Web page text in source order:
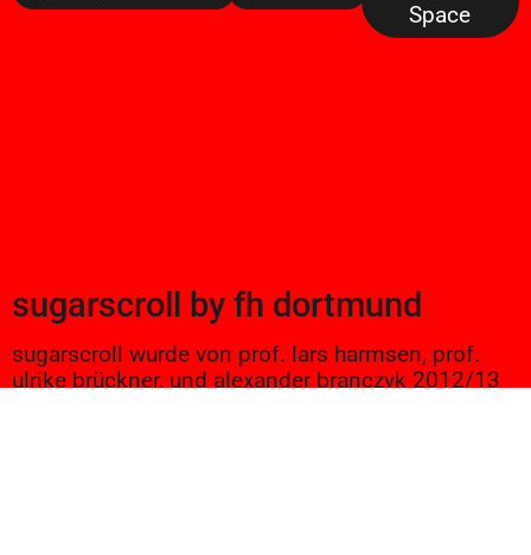
Space
sugarscroll by fh dortmund
sugarscroll wurde von prof. lars harmsen, prof.
ulrike brückner, und alexander branczyk 2012/13